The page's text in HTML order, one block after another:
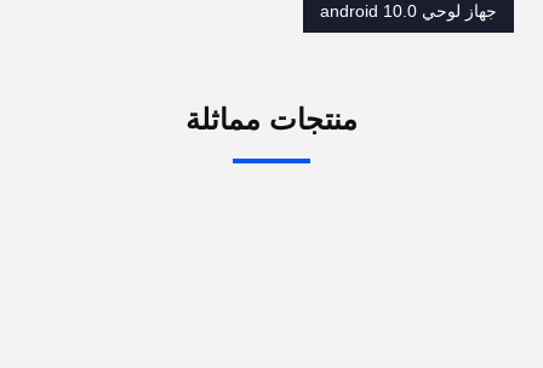
جهاز لوحي android 10.0
منتجات مماثلة